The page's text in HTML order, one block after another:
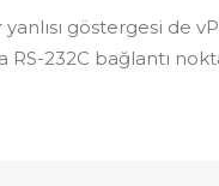
göstergesi de
232C bağlantı